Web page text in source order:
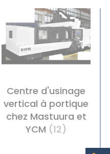
Centre d'usinage
vertical à portique
chez Mastuura et
YCM (12)